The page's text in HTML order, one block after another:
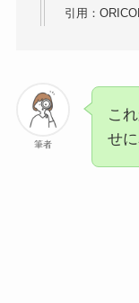
引用：
筆者
こ
せ